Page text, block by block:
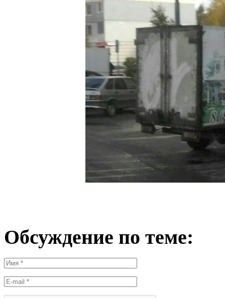
Обсуждение по теме: